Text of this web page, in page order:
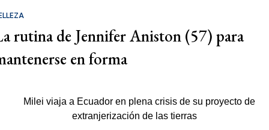
rutina de Jennifer Aniston (57) para
en forma